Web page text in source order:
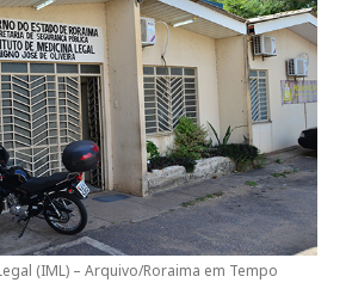
(IML) – Arquivo/Roraima em Tempo